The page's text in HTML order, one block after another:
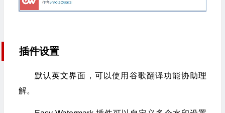
插件设置
默认英文界面，可以使用谷歌翻译功能协助理
解。